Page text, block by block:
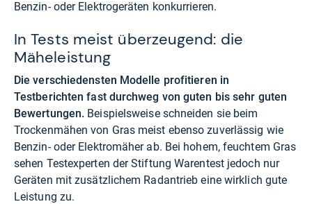
Benzin- oder Elektrogeräten konkurrieren.
In Tests meist überzeugend: die
Mäheleistung
Die verschiedensten Modelle profitieren in
Testberichten fast durchweg von guten bis sehr guten
Bewertungen. Beispielsweise schneiden sie beim
Trockenmähen von Gras meist ebenso zuverlässig wie
Benzin- oder Elektromäher ab. Bei hohem, feuchtem Gras
sehen Testexperten der Stiftung Warentest jedoch nur
Geräten mit zusätzlichem Radantrieb eine wirklich gute
Leistung zu.